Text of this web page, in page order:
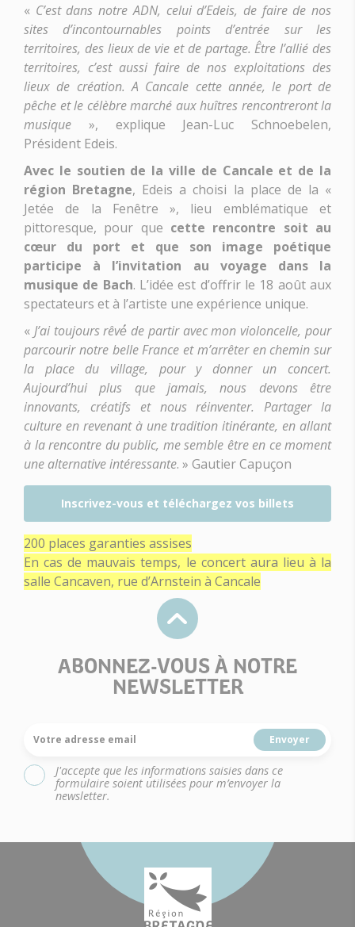
« C’est dans notre ADN, celui d’Edeis, de faire de nos
sites d’incontournables points d’entrée sur les
territoires, des lieux de vie et de partage. Être l’allié des
territoires, c’est aussi faire de nos exploitations des
lieux de création. A Cancale cette année, le port de
pêche et le célèbre marché aux huîtres rencontreront la
musique », explique Jean-Luc Schnoebelen,
Président Edeis.
Avec le soutien de la ville de Cancale et de la
région Bretagne, Edeis a choisi la place de la «
Jetée de la Fenêtre », lieu emblématique et
pittoresque, pour que cette rencontre soit au
cœur du port et que son image poétique
participe à l’invitation au voyage dans la
musique de Bach. L’idée est d’offrir le 18 août aux
spectateurs et à l’artiste une expérience unique.
« J’ai toujours rêvé́ de partir avec mon violoncelle, pour
parcourir notre belle France et m’arrêter en chemin sur
la place du village, pour y donner un concert.
Aujourd’hui plus que jamais, nous devons être
innovants, créatifs et nous réinventer. Partager la
culture en revenant à une tradition itinérante, en allant
à la rencontre du public, me semble être en ce moment
une alternative intéressante. » Gautier Capuçon
Inscrivez-vous et téléchargez vos billets
200 places garanties assises
En cas de mauvais temps, le concert aura lieu à la
salle Cancaven, rue d’Arnstein à Cancale
ABONNEZ-VOUS À NOTRE
NEWSLETTER
Votre adresse email
J'accepte que les informations saisies dans ce
formulaire soient utilisées pour m’envoyer la
newsletter.